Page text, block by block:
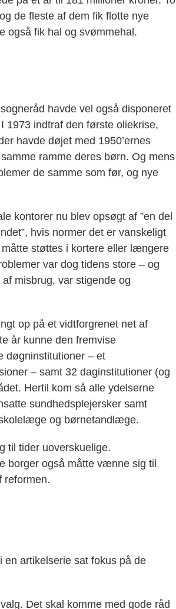
de fleste af dem fik flotte nye
også fik hal og svømmehal.
havde vel også disponeret
1973 indtraf den første oliekrise,
havde døjet med 1950’ernes
ramme deres børn. Og mens
de samme som før, og nye
kontorer nu blev opsøgt af ”en del
hvis normer det er vanskeligt
støttes i kortere eller længere
var dog tidens store – og
misbrug, var stigende og
op på et vidtforgrenet net af
år kunne den fremvise
døgninstitutioner – et
– samt 32 daginstitutioner (og
Hertil kom så alle ydelserne
sundhedsplejersker samt
og børnetandlæge.
til tider uoverskuelige.
borger også måtte vænne sig til
reformen.
artikelserie sat fokus på de
Det skal komme med gode råd